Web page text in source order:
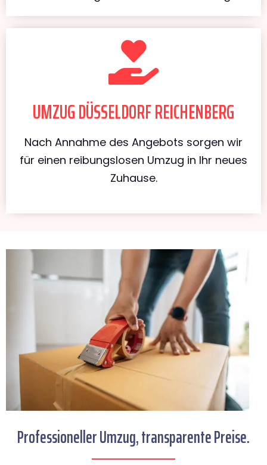
UMZUG DÜSSELDORF REICHENBERG
Nach Annahme des Angebots sorgen wir
für einen reibungslosen Umzug in Ihr neues
Zuhause.
Professioneller Umzug, transparente Preise.